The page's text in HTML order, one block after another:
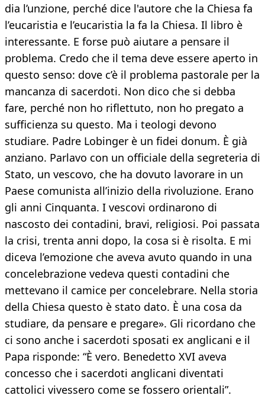
dia l’unzione, perché dice l'autore che la Chiesa fa
l’eucaristia e l’eucaristia la fa la Chiesa. Il libro è
interessante. E forse può aiutare a pensare il
problema. Credo che il tema deve essere aperto in
questo senso: dove c’è il problema pastorale per la
mancanza di sacerdoti. Non dico che si debba
fare, perché non ho riflettuto, non ho pregato a
sufficienza su questo. Ma i teologi devono
studiare. Padre Lobinger è un fidei donum. È già
anziano. Parlavo con un officiale della segreteria di
Stato, un vescovo, che ha dovuto lavorare in un
Paese comunista all’inizio della rivoluzione. Erano
gli anni Cinquanta. I vescovi ordinarono di
nascosto dei contadini, bravi, religiosi. Poi passata
la crisi, trenta anni dopo, la cosa si è risolta. E mi
diceva l’emozione che aveva avuto quando in una
concelebrazione vedeva questi contadini che
mettevano il camice per concelebrare. Nella storia
della Chiesa questo è stato dato. È una cosa da
studiare, da pensare e pregare». Gli ricordano che
ci sono anche i sacerdoti sposati ex anglicani e il
Papa risponde: “È vero. Benedetto XVI aveva
concesso che i sacerdoti anglicani diventati
cattolici vivessero come se fossero orientali”.